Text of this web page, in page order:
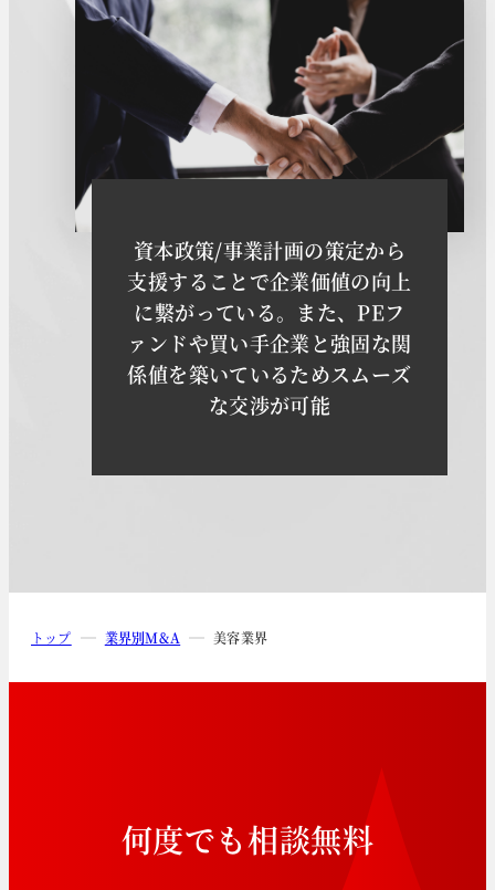
資本政策/事業計画の策定から
支援することで企業価値の向上
に繋がっている。また、PEフ
ァンドや買い手企業と強固な関
係値を築いているためスムーズ
な交渉が可能
トップ 業界別M&A 美容業界
何度でも相談無料